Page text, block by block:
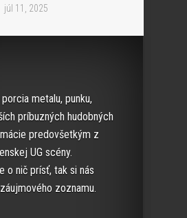
júl 11, 2025
metalu, punku,
príbuzných hudobných
predovšetkým z
UG scény.
o nič prísť, tak si nás
zoznamu.